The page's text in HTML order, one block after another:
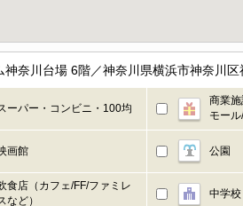
神奈川台場 6階／神奈川県横浜市神奈川
ーパー・コンビニ・100均
商業
モール
画館 公園
食店（カフェ/FF/ファミレ
など）
中学校